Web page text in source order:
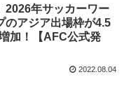
2026年サッカーワー
のアジア出場枠が4.5
加！【AFC公式発
2022.08.04